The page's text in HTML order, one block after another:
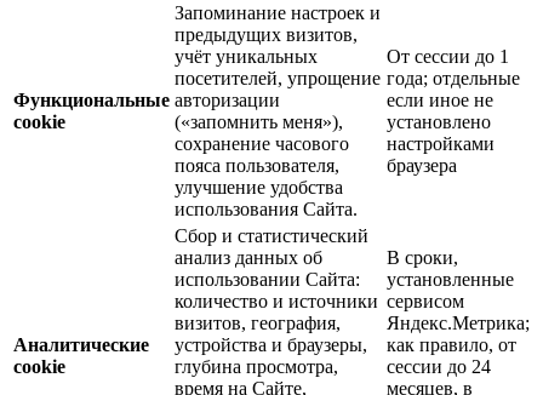
Функциональные
cookie
Запоминание настроек и
предыдущих визитов,
учёт уникальных
посетителей, упрощение
авторизации
(«запомнить меня»),
сохранение часового
пояса пользователя,
улучшение удобства
использования Сайта.
От сессии до 1
года; отдельные
если иное не
установлено
настройками
браузера
Аналитические
cookie
Сбор и статистический
анализ данных об
использовании Сайта:
количество и источники
визитов, география,
устройства и браузеры,
глубина просмотра,
время на Сайте,
В сроки,
установленные
сервисом
Яндекс.Метрика;
как правило, от
сессии до 24
месяцев, в